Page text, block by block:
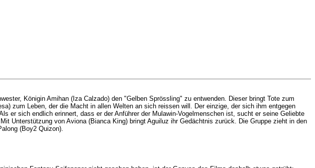
Königin Amihan (Iza Calzado) den "Gelben Sprössling" zu entwenden. Dieser bringt Tote zum
zum Leben, der die Macht in allen Welten an sich reissen will. Der einzige, der sich ihm entgegen
er sich endlich erinnert, dass er der Anführer der Mulawin-Vogelmenschen ist, sucht er seine Geliebte
Unterstützung von Aviona (Bianca King) bringt Aguiluz ihr Gedächtnis zurück. Die Gruppe zieht in den
(Boy2 Quizon).